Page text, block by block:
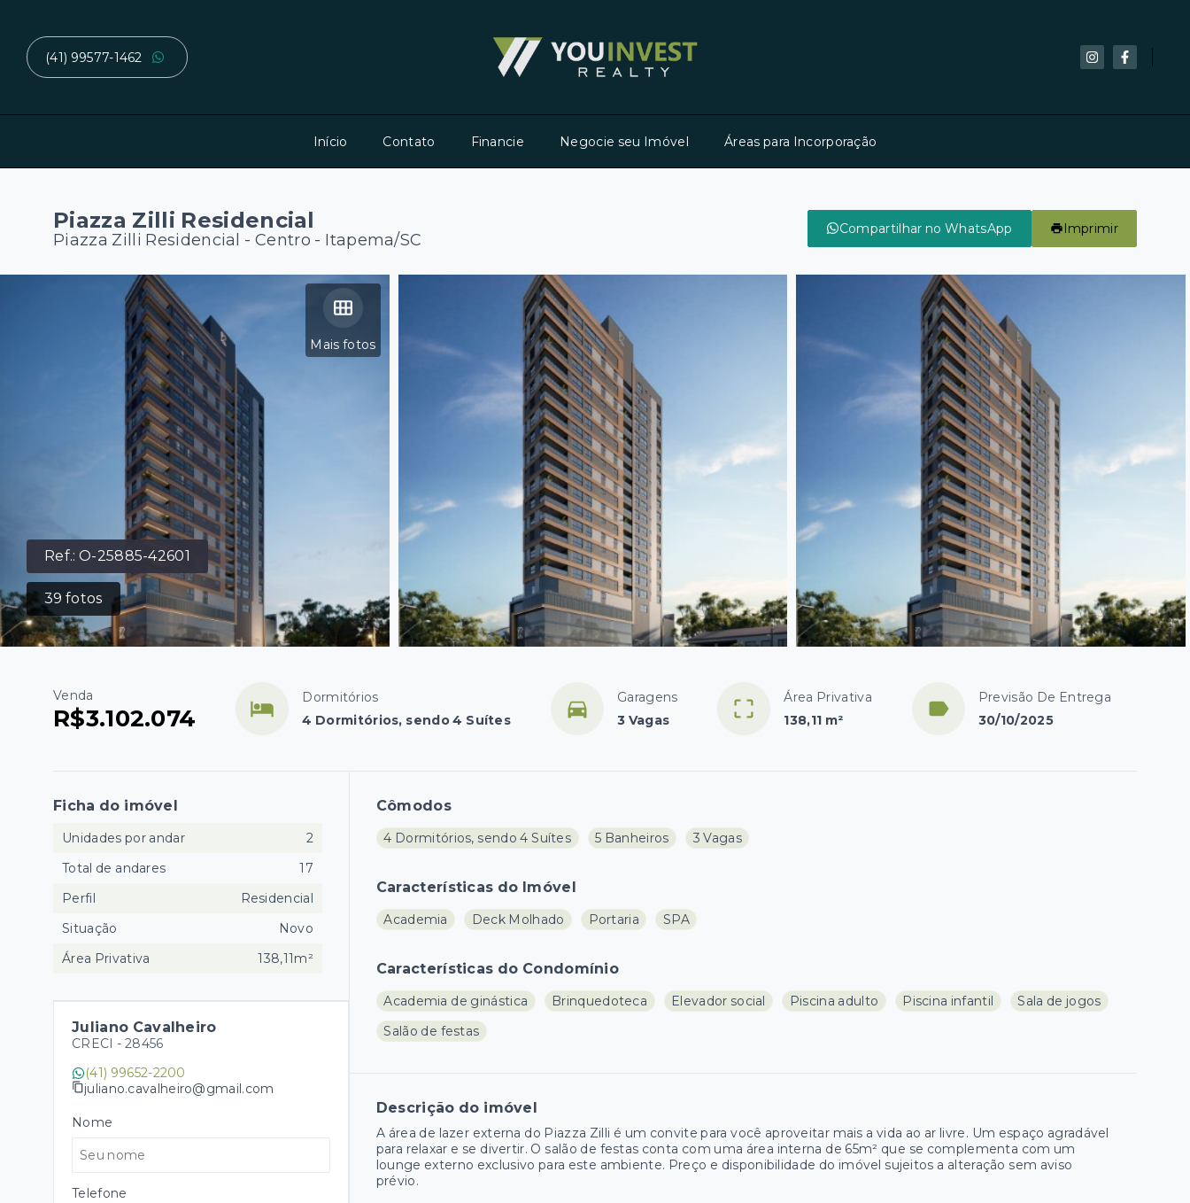
(41) 99577-1462
Início Contato Financie Negocie seu Imóvel Áreas para Incorporação
Piazza Zilli Residencial
Piazza Zilli Residencial -Centro - Itapema/SC
Compartilhar no WhatsApp Imprimir
Ref.:O-25885-42601
39 fotos
Mais fotos
Venda
R$3.102.074
Dormitórios
4 Dormitórios, sendo 4 Suítes
Garagens
3 Vagas
Área Privativa
138,11 m²
Previsão De Entrega
30/10/2025
Cômodos
4 Dormitórios, sendo 4 Suítes 5 Banheiros 3 Vagas
Características do Imóvel
Academia Deck Molhado Portaria SPA
Características do Condomínio
Academia de ginástica Brinquedoteca Elevador social Piscina adulto Piscina infantil
Sala de jogos
Salão de festas
Descrição do imóvel
A área de lazer externa do Piazza Zilli é um convite para você aproveitar mais a vida ao ar livre. Um espaço agradável
para relaxar e se divertir. O salão de festas conta com uma área interna de 65m² que se complementa com um
lounge externo exclusivo para este ambiente. Preço e disponibilidade do imóvel sujeitos a alteração sem aviso
prévio.
Ficha do imóvel
Unidades por andar
2
Total de andares
17
Perfil
Residencial
Situação
Novo
Área Privativa
138,11m²
Juliano Cavalheiro
CRECI - 28456
(41) 99652-2200
juliano.cavalheiro@gmail.com
Nome
Telefone